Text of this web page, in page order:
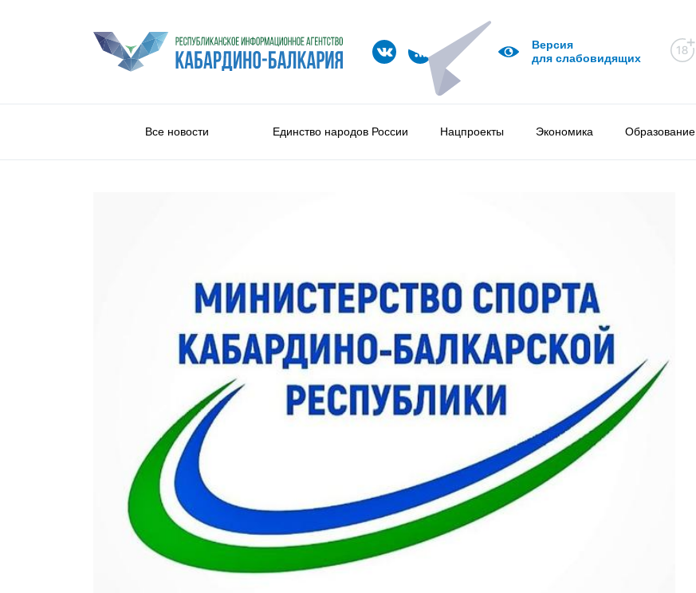
Версия
для слабовидящих
Все новости Единство народов России Нацпроекты Экономика Образование